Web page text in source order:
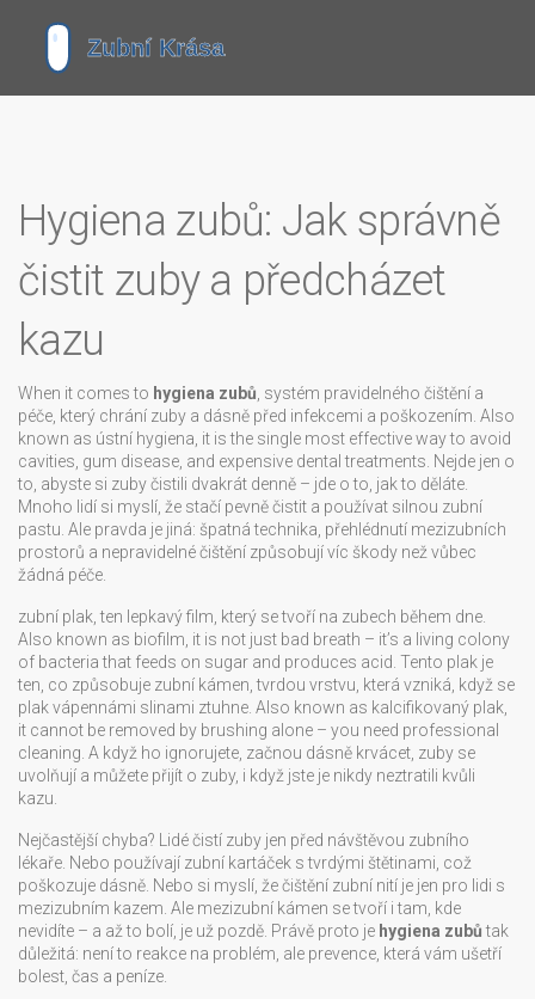
Hygiena zubů: Jak správně
čistit zuby a předcházet
kazu
When it comes to hygiena zubů systém pravidelného čištění a
péče, který chrání zuby a dásně před infekcemi a poškozením . Also
known as ústní hygiena , it is the single most effective way to avoid
cavities, gum disease, and expensive dental treatments. Nejde jen o
to, abyste si zuby čistili dvakrát denně – jde o to, jak to děláte.
Mnoho lidí si myslí, že stačí pevně čistit a používat silnou zubní
pastu. Ale pravda je jiná: špatná technika, přehlédnutí mezizubních
prostorů a nepravidelné čištění způsobují víc škody než vůbec
žádná péče.
zubní plak ,ten lepkavý film, který se tvoří na zubech během dne
Also known as biofilm , it is not just bad breath – it’s a living colony
of bacteria that feeds on sugar and produces acid. Tento plak je
ten, co způsobuje zubní kámen ,tvrdou vrstvu, která vzniká, když se
plak vápennámi slinami ztuhne . Also known as kalcifikovaný plak
it cannot be removed by brushing alone – you need professional
cleaning. A když ho ignorujete, začnou dásně krvácet, zuby se
uvolňují a můžete přijít o zuby, i když jste je nikdy neztratili kvůli
kazu.
Nejčastější chyba? Lidé čistí zuby jen před návštěvou zubního
lékaře. Nebo používají zubní kartáček s tvrdými štětinami, což
poškozuje dásně. Nebo si myslí, že čištění zubní nití je jen pro lidi s
mezizubním kazem. Ale mezizubní kámen se tvoří i tam, kde
nevidíte – a až to bolí, je už pozdě. Právě proto je hygiena zubůtak
důležitá: není to reakce na problém, ale prevence, která vám ušetří
bolest, čas a peníze.